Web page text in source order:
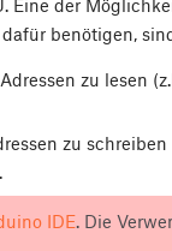
Eine der
benötigen,
zu lesen
zu
IDE. Die